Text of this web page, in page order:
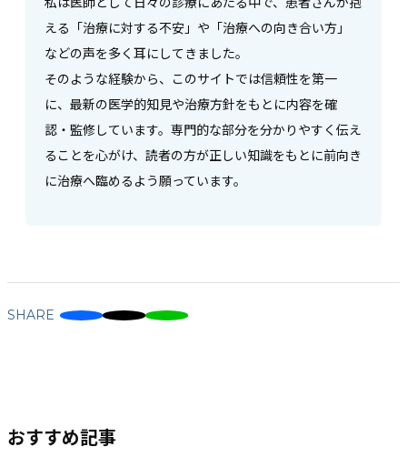
える「治療に対する不安」や「治療への向き合い方」
などの声を多く耳にしてきました。
そのような経験から、このサイトでは信頼性を第一
に、最新の医学的知見や治療方針をもとに内容を確
認・監修しています。専門的な部分を分かりやすく伝え
ることを心がけ、読者の方が正しい知識をもとに前向き
に治療へ臨めるよう願っています。
SHARE
おすすめ記事